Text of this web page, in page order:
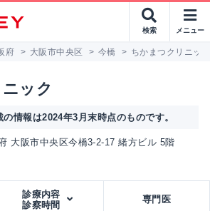
検索 メニュー
府 > 大阪市中央区 > 今橋 > ちかまつクリニッ
ック
情報は2024年3月末時点のものです。
大阪市中央区今橋3-2-17 緒方ビル 5階
診療内容
診察時間
専門医